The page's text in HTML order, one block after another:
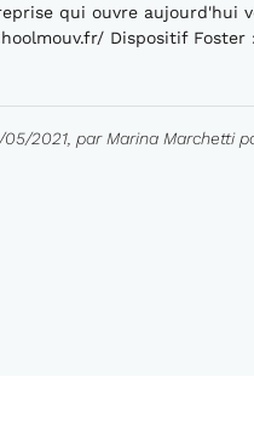
qui ouvre aujourd'hui
Dispositif Foster :
05/2021, par Marina Marchetti